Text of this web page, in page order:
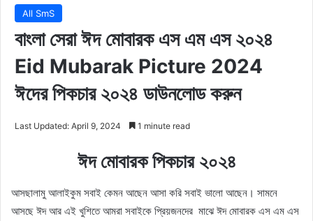
All SmS
বাংলা সেরা ঈদ মোবারক এস এম এস ২০২৪
Eid Mubarak Picture 2024
ঈদের পিকচার ২০২৪ ডাউনলোড করুন
Last Updated: April 9, 2024 1 minute read
ঈদ মোবারক পিকচার ২০২৪
আসছালামু আলাইকুম সবাই কেমন আছেন আসা করি সবাই ভালো আছেন। সামনে
আসছে ঈদ আর এই খুশিতে আমরা সবাইকে প্রিয়জনদের মাঝে ঈদ মোবারক এস এম এস